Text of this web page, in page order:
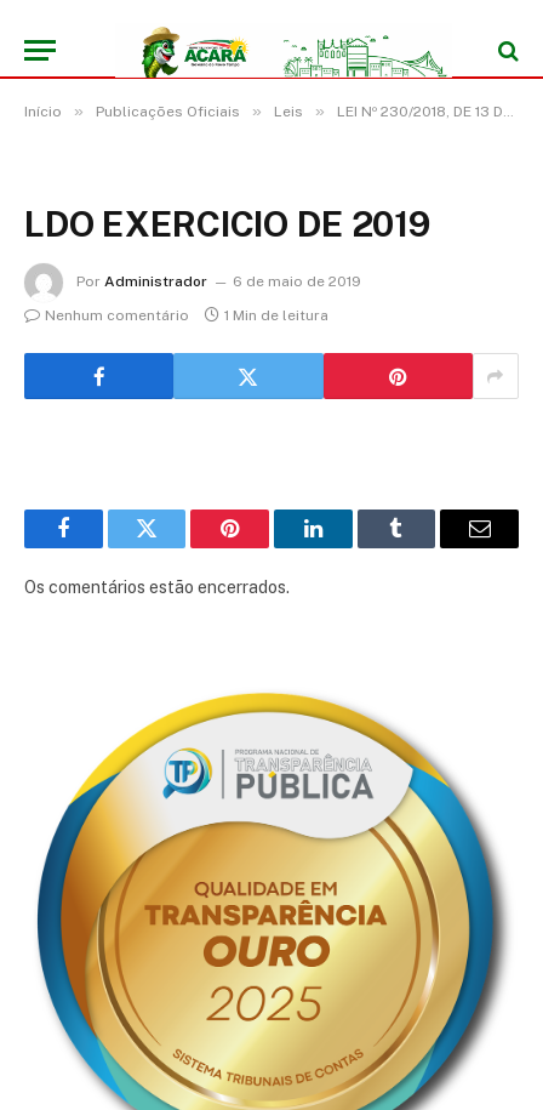
Início » Publicações Oficiais » Leis » LEI Nº 230/2018, DE 13 DE AGOSTO DE 2018 (Dispõe sobre as diretrizes para a elaboração e execução da Lei Orçamentária para o exercício de 2019, e dá outras providências.)
LDO EXERCICIO DE 2019
Por Administrador
6 de maio de 2019
Nenhum comentário
1 Min de leitura
FacebookTwitter Pinterest LinkedInTumblr
E-
Os comentários estão encerrados.